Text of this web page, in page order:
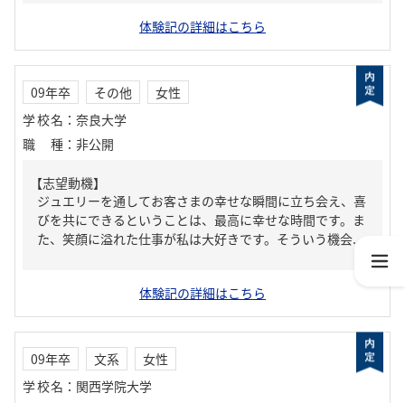
体験記の詳細はこちら
09年卒 その他
女性
学校名 ： 奈良大学
職種 ： 非公開
【志望動機】
ジュエリーを通してお客さまの幸せな瞬間に立ち会え、喜
びを共にできるということは、最高に幸せな時間です。ま
た、笑顔に溢れた仕事が私は大好きです。そういう機会...
体験記の詳細はこちら
09年卒 文系
女性
学校名 ： 関西学院大学